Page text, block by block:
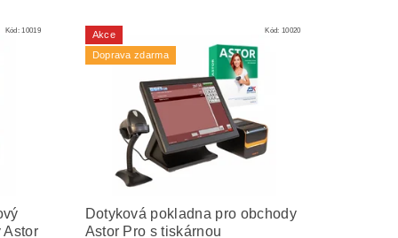
Kód:10019
Astor
Akce
Doprava zdarma
Kód:10020
Dotyková pokladna pro obchody
Astor Pro s tiskárnou